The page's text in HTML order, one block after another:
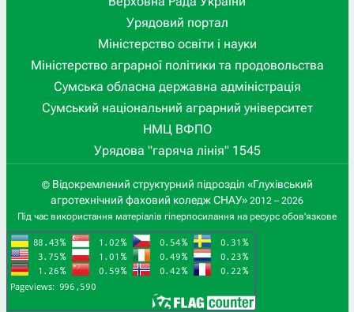
Урядовий портал
Міністерство освіти і науки
Міністерство аграрної політики та продовольства
Сумська обласна державна адміністрація
Сумський національний аграрний університет
НМЦ ВФПО
Урядова "гаряча лінія" 1545
© Відокремлений структурний підрозділ «Глухівський
агротехнічний фаховий коледж СНАУ» 2012 – 2026
Під час використання матеріалів гіперпосилання на ресурс обов'язкове